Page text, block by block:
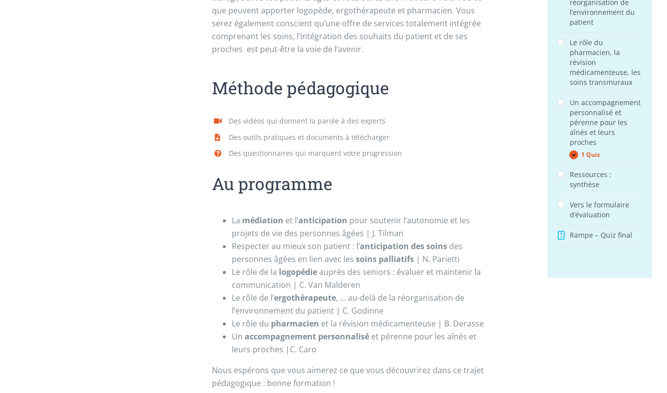
que peuvent apporter logopède, ergothérapeute et pharmacien. Vous
serez également conscient qu’une offre de services totalement intégrée
comprenant les soins, l’intégration des souhaits du patient et de ses
proches est peut-être la voie de l’avenir.
Méthode pédagogique
Des vidéos qui donnent la parole à des experts
Des outils pratiques et documents à télécharger
Des questionnaires qui marquent votre progression
Au programme
La médiation et l’anticipation pour soutenir l’autonomie et les
projets de vie des personnes âgées | J. Tilman
Respecter au mieux son patient : l’anticipation des soins des
personnes âgées en lien avec les soins palliatifs | N. Parietti
Le rôle de la logopédieauprès des seniors : évaluer et maintenir la
communication | C. Van Malderen
Le rôle de l’ergothérapeute, … au-delà de la réorganisation de
l’environnement du patient | C. Godinne
Le rôle du pharmacien et la révision médicamenteuse | B. Derasse
Un accompagnement personnalisé et pérenne pour les aînés et
leurs proches |C. Caro
Nous espérons que vous aimerez ce que vous découvrirez dans ce trajet
pédagogique : bonne formation !
réorganisation de
l’environnement du
patient
Le rôle du
pharmacien, la
révision
médicamenteuse, les
soins transmuraux
Un accompagnement
personnalisé et
pérenne pour les
aînés et leurs
proches
Expand
Un
personnalisé
et
pérenne
les
aînés
et
proches
1 Quiz
Ressources :
synthèse
Vers le formulaire
d’évaluation
Rampe – Quiz final